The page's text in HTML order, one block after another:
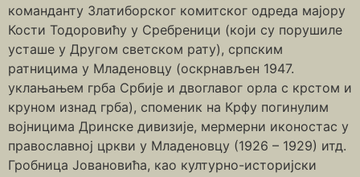
команданту Златиборског комитског одреда мајору
Кости Тодоровићу у Сребреници (који су порушиле
усташе у Другом светском рату), српским
ратницима у Младеновцу (оскрнављен 1947.
уклањањем грба Србије и двоглавог орла с крстом и
круном изнад грба), споменик на Крфу погинулим
војницима Дринске дивизије, мермерни иконостас у
православној цркви у Младеновцу (1926 – 1929) итд.
Гробница Јовановића, као културно-историјски